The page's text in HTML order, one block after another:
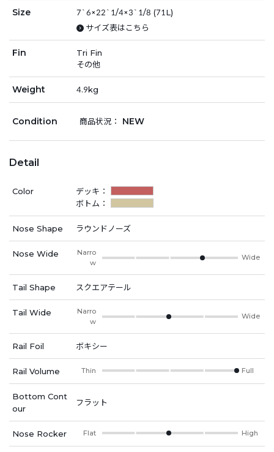
Size
7`6×22`1/4×3`1/8 (71L)
サイズ表はこちら
Fin
Tri Fin
その他
Weight 4.9kg
Condition 商品状況： NEW
Detail
Color
デッキ：
ボトム：
Nose Shape ラウンドノーズ
Nose Wide
Narro
w
Wide
Tail Shape スクエアテール
Tail Wide
Narro
w
Wide
Rail Foil ボキシー
Rail Volume Thin Full
Bottom Cont
our
フラット
Nose Rocker Flat High